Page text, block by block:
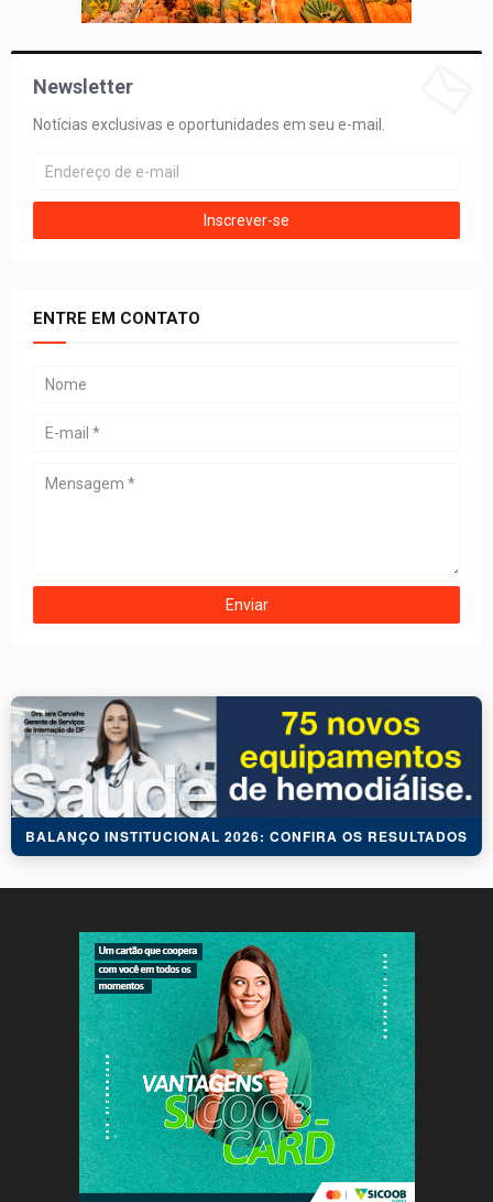
Newsletter
Notícias exclusivas e oportunidades em seu e-mail.
ENTRE EM CONTATO
BALANÇO INSTITUCIONAL 2026: CONFIRA OS RESULTADOS